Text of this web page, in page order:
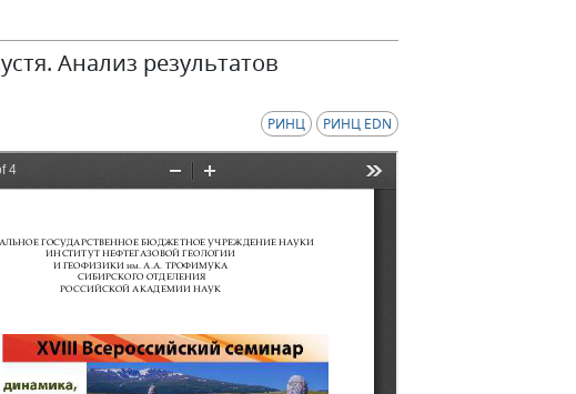
Анализ результатов
РИНЦ РИНЦ EDN